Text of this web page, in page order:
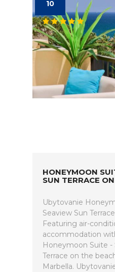
10
HONEYMOON
SUN TERRACE
Ubytovanie
Seaview Sun
Featuring air-
accommodation
Honeymoon Suite -
Terrace on the
Marbella.